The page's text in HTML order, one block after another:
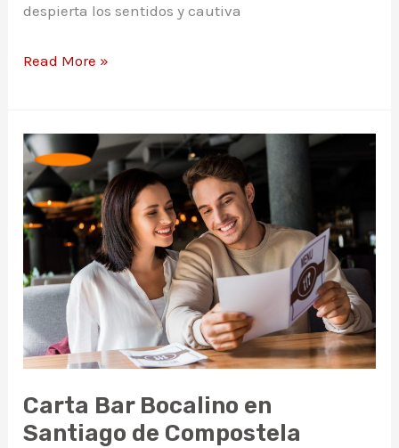
despierta los sentidos y cautiva
Carta
en
Santiago
de
Compostela
Read More »
Carta Bar Bocalino en
Santiago de Compostela